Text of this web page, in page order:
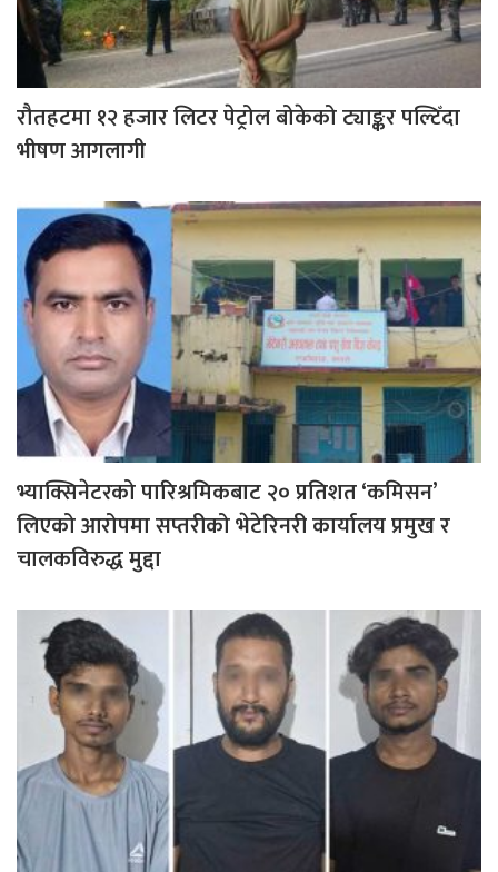
रौतहटमा १२ हजार लिटर पेट्रोल बोकेको ट्याङ्कर पल्टिँदा
भीषण आगलागी
भ्याक्सिनेटरको पारिश्रमिकबाट २० प्रतिशत ‘कमिसन’
लिएको आरोपमा सप्तरीको भेटेरिनरी कार्यालय प्रमुख र
चालकविरुद्ध मुद्दा